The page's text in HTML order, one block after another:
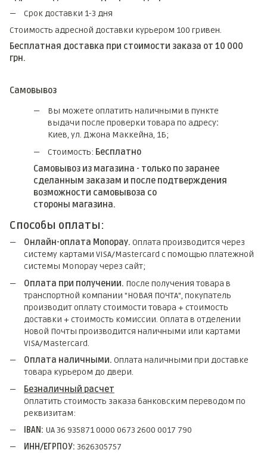
Срок доставки 1-3 дня
Стоимость адресной доставки курьером 100 гривен.
Бесплатная доставка при стоимости заказа от 10 000
грн.
Самовывоз
Вы можете оплатить наличными в пункте
выдачи после проверки товара по адресу:
Киев, ул. Джона Маккейна, 1Б;
Стоимость: Бесплатно
Самовывоз из магазина - только по заранее
сделанным заказам и после подтверждения
возможности самовывоза со
стороны магазина.
Способы оплаты:
Онлайн-оплата Monopay. Оплата производится через
систему картами VISA/Mastercard с помощью платежной
системы Monopay через сайт;
Оплата при получении. После получения товара в
транспортной компании "НОВАЯ ПОЧТА", покупатель
производит оплату стоимости товара + стоимость
доставки + стоимость комиссии. Оплата в отделении
Новой Почты производится наличными или картами
VISA/Mastercard.
Оплата наличными. Оплата наличными при доставке
товара курьером до двери.
Безналичный расчет
Оплатить стоимость заказа банковским переводом по
реквизитам:
IBAN: UA 36 935871 0000 0673 2600 0017 790
ИНН/ЕГРПОУ: 3626305757